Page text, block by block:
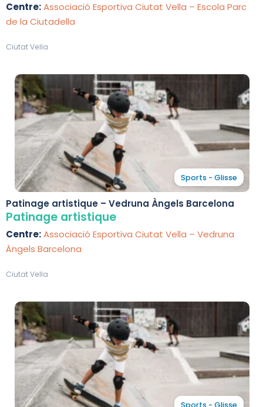
Centre:Associació Esportiva Ciutat Vella – Escola Parc
de la Ciutadella
Ciutat Vella
Sports - Glisse
Patinage artistique – Vedruna Àngels Barcelona
Patinage artistique
Centre:Associació Esportiva Ciutat Vella – Vedruna
Àngels Barcelona
Ciutat Vella
Sports - Glisse